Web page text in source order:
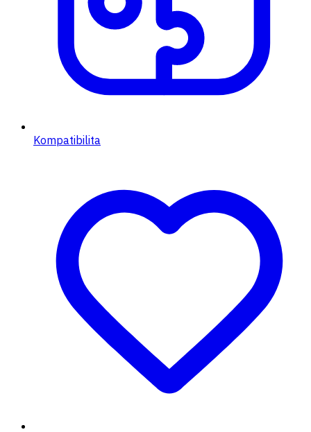
Kompatibilita